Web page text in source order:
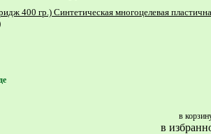
гр.) Синтетическая многоцелевая пластичная
в
в